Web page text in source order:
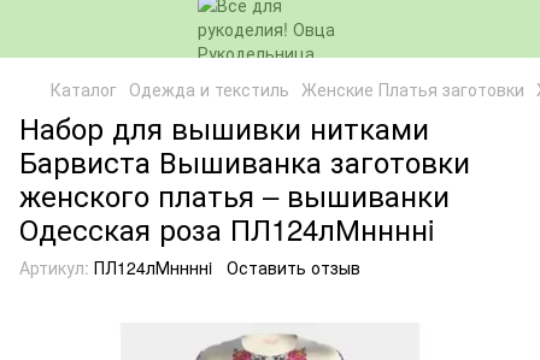
Каталог Одежда и текстиль Женские Платья заготовки
Набор для вышивки нитками
Барвиста Вышиванка заготовки
женского платья – вышиванки
Одесская роза ПЛ124лМннннi
Артикул: ПЛ124лМннннi Оставить отзыв